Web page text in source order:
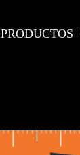
PRODUCTOS